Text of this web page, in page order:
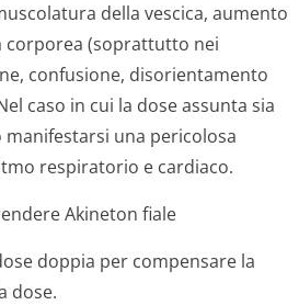
della vescica, aumento
corporea (soprattutto nei
confusione, disorientamento
caso in cui la dose assunta sia
una pericolosa
respiratorio e cardiaco.
Akineton fiale
doppia per compensare la
dose.